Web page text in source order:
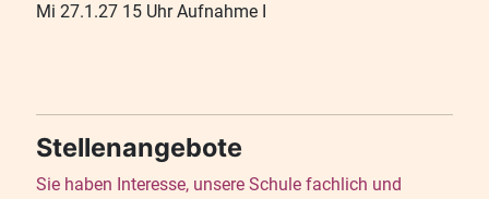
Mi 27.1.27 15 Uhr Aufnahme I
Stellenangebote
Sie haben Interesse, unsere Schule fachlich und